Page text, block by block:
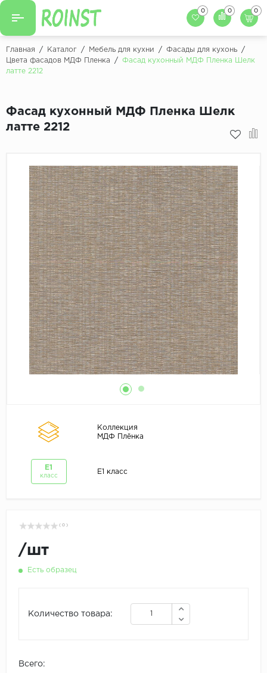
Назад
Кухни на заказ
Назад
Столешницы для
Декоры столешниц
Декоры ЛДСП для мебели
Декоры обоев под мебель
0 0 0
Главная / Каталог / Мебель для кухни / Фасады для кухонь
/
Цвета фасадов МДФ Пленка
/
Фасад кухонный МДФ Пленка Шелк
латте 2212
Фасад кухонный МДФ Пленка Шелк
латте 2212
Коллекция
МДФ Плёнка
E1
класс
E1 класс
( 0 )
/шт
Есть образец
Количество товара:
Всего: